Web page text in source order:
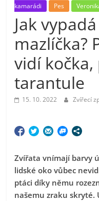
kamarádi
Pes
Jak
mazlíčka?
vidí
tarantule
15. 10. 2022 Zvířecí
Zvířata vnímají barvy
lidské oko vůbec
ptáci díky němu
našemu zraku skryté.